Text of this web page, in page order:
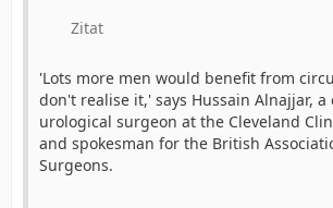
Zitat
'Lots more men would benefit from
don't realise it,' says Hussain Alnajjar,
urological surgeon at the Cleveland
and spokesman for the British
Surgeons.